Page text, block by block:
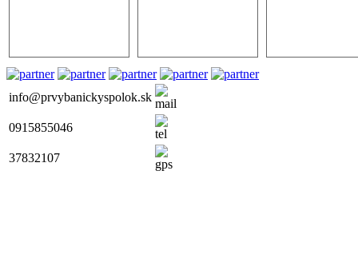
info@prvybanickyspolok.sk
0915855046
37832107